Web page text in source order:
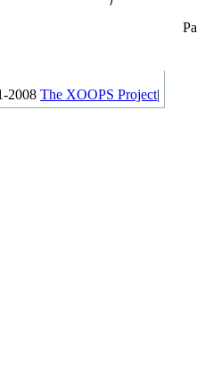
2008 The XOOPS Project|